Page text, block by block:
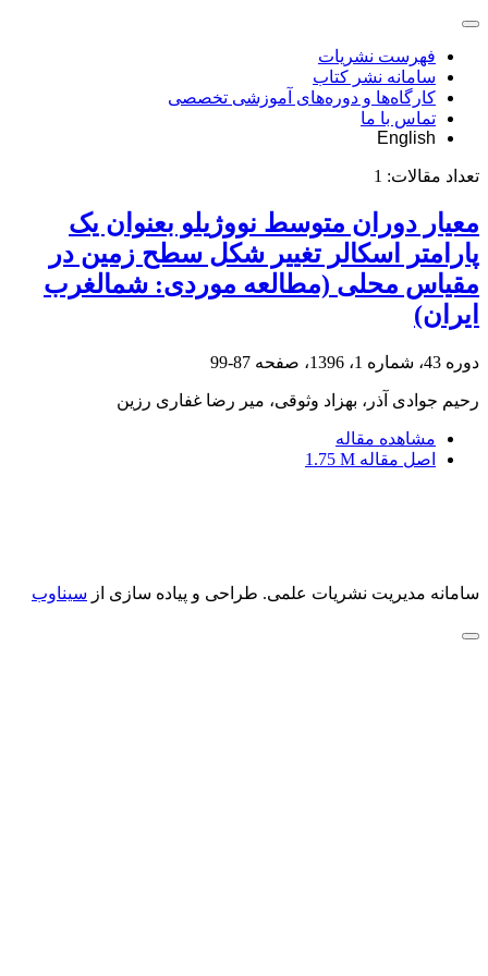
فهرست نشریات
سامانه نشر کتاب
کارگاه‌ها و دوره‌های آموزشی تخصصی
تماس با ما
English
تعداد مقالات: 1
معیار دوران متوسط نووژیلو بعنوان یک
پارامتر اسکالر تغییر شکل سطح زمین در
مقیاس محلی (مطالعه موردی: شمالغرب
ایران)
دوره 43، شماره 1، 1396، صفحه 87-99
رحیم جوادی آذر، بهزاد وثوقی، میر رضا غفاری رزین
مشاهده مقاله
اصل مقاله 1.75 M
سامانه مدیریت نشریات علمی. طراحی و پیاده سازی از سیناوب